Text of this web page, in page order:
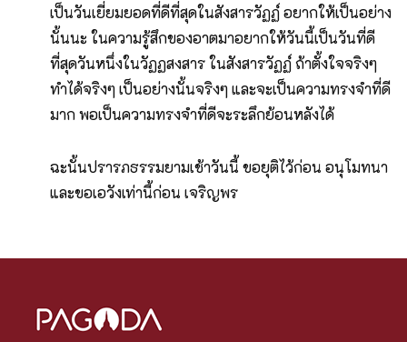
เป็นวันเยี่ยมยอดที่ดีที่สุดในสังสารวัฏฏ์ อยากให้เป็นอย่าง
นั้นนะ ในความรู้สึกของอาตมาอยากให้วันนี้เป็นวันที่ดี
ที่สุดวันหนึ่งในวัฏฏสงสาร ในสังสารวัฏฏ์ ถ้าตั้งใจจริงๆ
ทำได้จริงๆ เป็นอย่างนั้นจริงๆ และจะเป็นความทรงจำที่ดี
มาก พอเป็นความทรงจำที่ดีจะระลึกย้อนหลังได้
ฉะนั้นปรารภธรรมยามเช้าวันนี้ ขอยุติไว้ก่อน อนุโมทนา
และขอเอวังเท่านี้ก่อน เจริญพร